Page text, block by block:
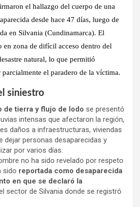
el hallazgo del cuerpo de una
desde hace 47 días, luego de
en Silvania (Cundinamarca). El
en zona de difícil acceso dentro del
natural, lo que permitió
parcialmente el paradero de la víctima.
siniestro
de tierra y flujo de lodo se presentó
intensas que afectaron la región,
daños a infraestructuras, viviendas
dejar personas desaparecidas y
por varios días.
no ha sido revelado por respeto
sido reportada como desaparecida
en que se declaró la
sector de Silvania donde se registró